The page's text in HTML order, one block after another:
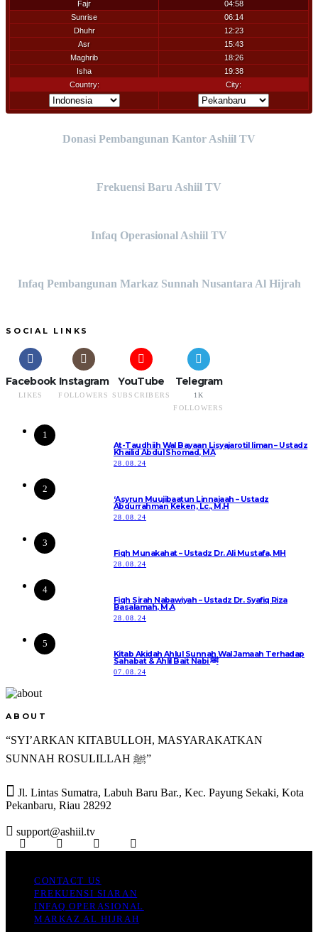
Donasi Pembangunan Kantor Ashiil TV
Frekuensi Baru Ashiil TV
Infaq Operasional Ashiil TV
Infaq Pembangunan Markaz Sunnah Nusantara Al Hijrah
SOCIAL LINKS
Facebook
LIKES
Instagram
FOLLOWERS
YouTube
SUBSCRIBERS
Telegram
1K
FOLLOWERS
1
At-Taudhiih Wal Bayaan Lisyajarotil Iiman – Ustadz
Khailid Abdul Shomad, MA
28.08.24
2
‘Asyrun Muujibaatun Linnajaah – Ustadz
Abdurrahman Keken, Lc., M.H
28.08.24
3
Fiqh Munakahat – Ustadz Dr. Ali Mustafa, MH
28.08.24
4
Fiqh Sirah Nabawiyah – Ustadz Dr. Syafiq Riza
Basalamah, M.A
28.08.24
5
Kitab Akidah Ahlul Sunnah Wal Jamaah Terhadap
Sahabat & Ahlil Bait Nabi ﷺ
07.08.24
ABOUT
“SYI’ARKAN KITABULLOH, MASYARAKATKAN
SUNNAH ROSULILLAH ﷺ”
 Jl. Lintas Sumatra, Labuh Baru Bar., Kec. Payung Sekaki, Kota
Pekanbaru, Riau 28292
support@ashiil.tv
CONTACT US
FREKUENSI SIARAN
INFAQ OPERASIONAL
MARKAZ AL HIJRAH